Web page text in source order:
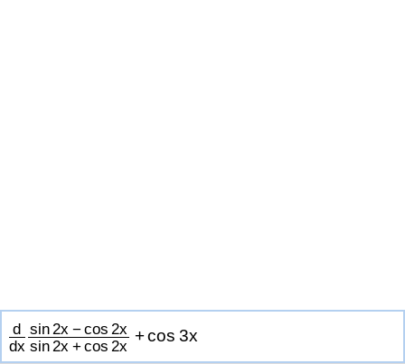
d
dx
sin 2x −cos 2x
sin2x +cos 2x
+cos 3x